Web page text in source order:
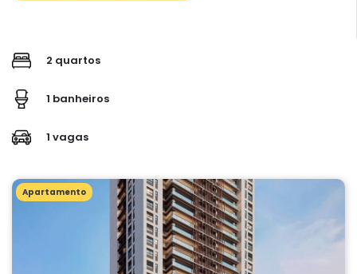
2 quartos
1 banheiros
1 vagas
Apartamento